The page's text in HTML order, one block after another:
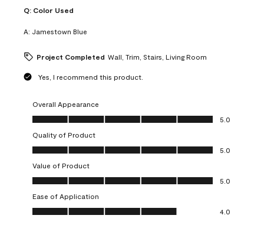
Q: Color Used
A: Jamestown Blue
Project Completed Wall, Trim, Stairs, Living Room
Yes, I recommend this product.
Overall Appearance
Overall Appearance, 5.0 out of 5
5.0
Quality of Product
Quality of Product, 5.0 out of 5
5.0
Value of Product
Value of Product, 5.0 out of 5
5.0
Ease of Application
Ease of Application, 4.0 out of 5
4.0